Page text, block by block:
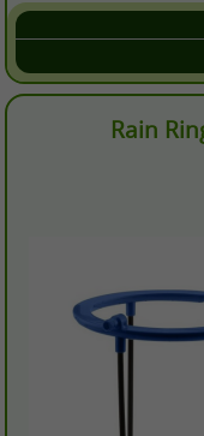
Rain